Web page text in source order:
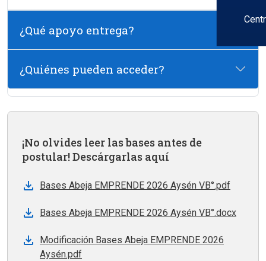
¿Qué apoyo entrega?
¿Quiénes pueden acceder?
¡No olvides leer las bases antes de
postular! Descárgarlas aquí
Bases Abeja EMPRENDE 2026 Aysén VB°.pdf
Bases Abeja EMPRENDE 2026 Aysén VB°.docx
Modificación Bases Abeja EMPRENDE 2026
Aysén.pdf